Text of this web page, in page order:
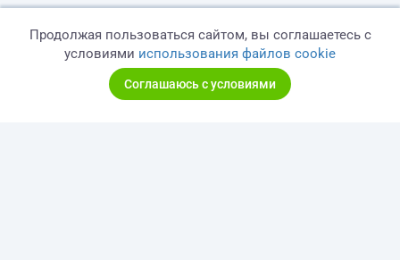
Продолжая пользоваться сайтом, вы соглашаетесь с
условиями использования файлов cookie
Соглашаюсь с условиями